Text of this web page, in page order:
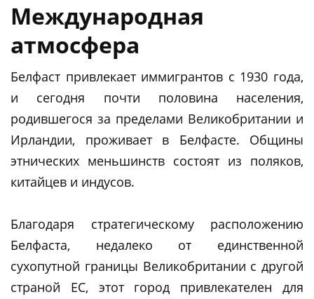
Международная
атмосфера
Белфаст привлекает иммигрантов с 1930 года,
и сегодня почти половина населения,
родившегося за пределами Великобритании и
Ирландии, проживает в Белфасте. Общины
этнических меньшинств состоят из поляков,
китайцев и индусов.
Благодаря стратегическому расположению
Белфаста, недалеко от единственной
сухопутной границы Великобритании с другой
страной ЕС, этот город привлекателен для